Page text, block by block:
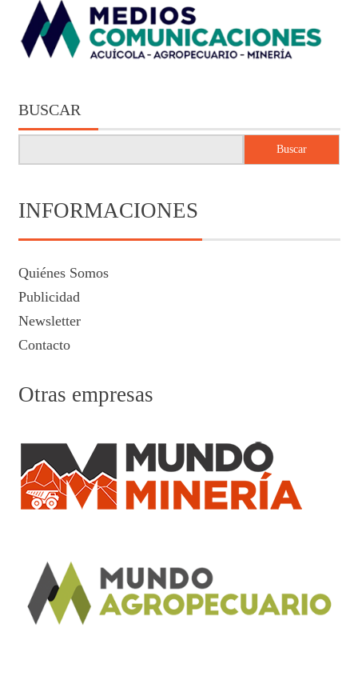
BUSCAR
Buscar
INFORMACIONES
Quiénes Somos
Publicidad
Newsletter
Contacto
Otras empresas